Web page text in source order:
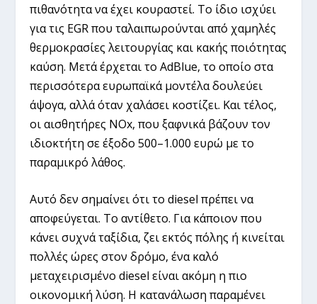
πιθανότητα να έχει κουραστεί. Το ίδιο ισχύει
για τις EGR που ταλαιπωρούνται από χαμηλές
θερμοκρασίες λειτουργίας και κακής ποιότητας
καύση. Μετά έρχεται το AdBlue, το οποίο στα
περισσότερα ευρωπαϊκά μοντέλα δουλεύει
άψογα, αλλά όταν χαλάσει κοστίζει. Και τέλος,
οι αισθητήρες NOx, που ξαφνικά βάζουν τον
ιδιοκτήτη σε έξοδο 500–1.000 ευρώ με το
παραμικρό λάθος.
Αυτό δεν σημαίνει ότι το diesel πρέπει να
αποφεύγεται. Το αντίθετο. Για κάποιον που
κάνει συχνά ταξίδια, ζει εκτός πόλης ή κινείται
πολλές ώρες στον δρόμο, ένα καλό
μεταχειρισμένο diesel είναι ακόμη η πιο
οικονομική λύση. Η κατανάλωση παραμένει